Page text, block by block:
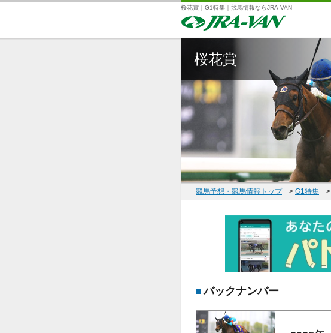
桜花賞｜G1特集｜競馬情報ならJRA-VAN
桜花賞
競馬予想・競馬情報トップ> G1特集 >
■ バックナンバー